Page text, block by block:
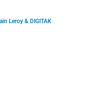
Leroy & DIGITAK